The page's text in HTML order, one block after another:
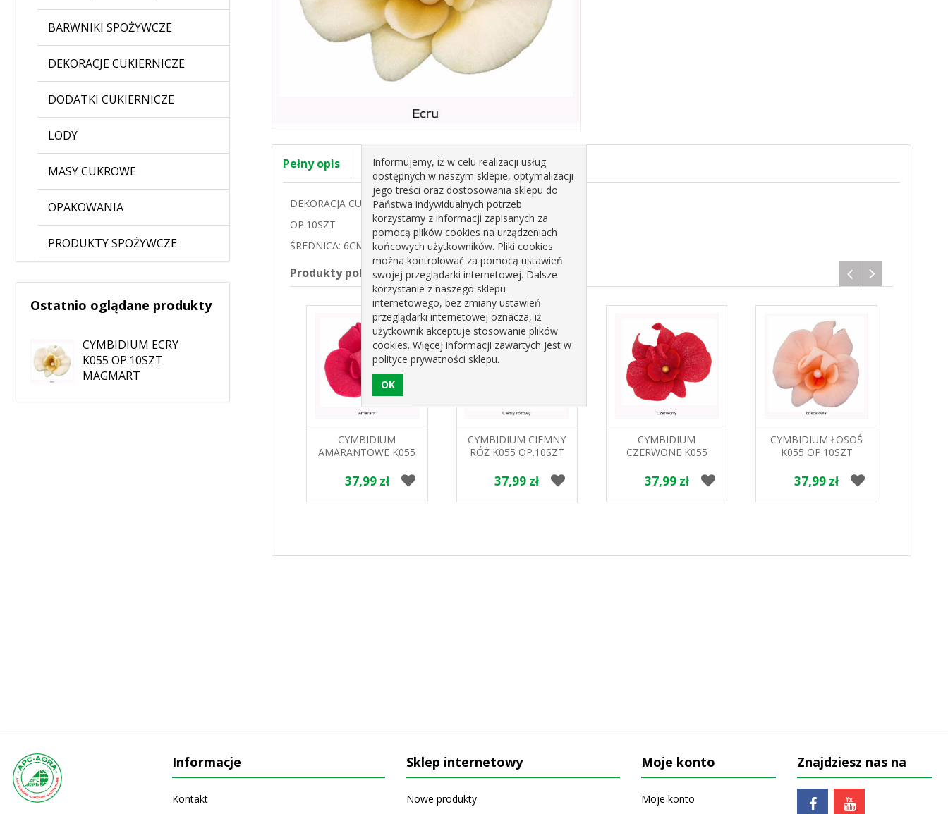
BARWNIKI SPOŻYWCZE
DEKORACJE CUKIERNICZE
DODATKI CUKIERNICZE
LODY
MASY CUKROWE
OPAKOWANIA
PRODUKTY SPOŻYWCZE
Ostatnio oglądane produkty
CYMBIDIUM ECRY
K055 OP.10SZT
MAGMART
Pełny opis Specyfikacja
DEKORACJA CUKROWA -CYMBIDIUM ECRY
OP.10SZT
ŚREDNICA: 6CM
Produkty pokrewne
CYMBIDIUM
AMARANTOWE K055
37,99 zł
CYMBIDIUM CIEMNY
RÓŻ K055 OP.10SZT
37,99 zł
CYMBIDIUM
CZERWONE K055
37,99 zł
CYMBIDIUM ŁOSOŚ
K055 OP.10SZT
37,99 zł
Informacje
Kontakt
Sklep internetowy
Nowe produkty
Moje konto
Moje konto
Znajdziesz nas na
Informujemy, iż w celu realizacji usług
dostępnych w naszym sklepie, optymalizacji
jego treści oraz dostosowania sklepu do
Państwa indywidualnych potrzeb
korzystamy z informacji zapisanych za
pomocą plików cookies na urządzeniach
końcowych użytkowników. Pliki cookies
można kontrolować za pomocą ustawień
swojej przeglądarki internetowej. Dalsze
korzystanie z naszego sklepu
internetowego, bez zmiany ustawień
przeglądarki internetowej oznacza, iż
użytkownik akceptuje stosowanie plików
cookies. Więcej informacji zawartych jest w
polityce prywatności sklepu.